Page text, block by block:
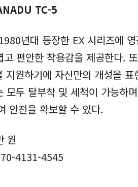
TC-5
년대 등장한 EX 시리즈에
편안한 착용감을 제공한다.
원하기에 자신만의 개성을
두 탈부착 및 세척이 가능하
안전을 확보할 수 있다.
원
4131-4545